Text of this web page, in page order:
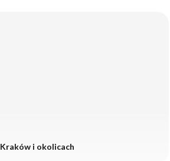
Kraków i okolicach